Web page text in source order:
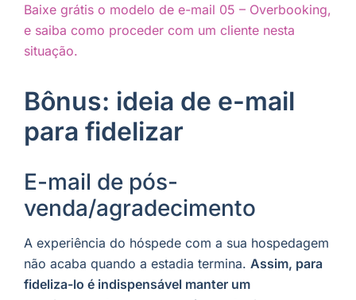
Baixe grátis o modelo de e-mail 05 – Overbooking,
e saiba como proceder com um cliente nesta
situação.
Bônus: ideia de e-mail
para fidelizar
E-mail de pós-
venda/agradecimento
A experiência do hóspede com a sua hospedagem
não acaba quando a estadia termina. Assim, para
fideliza-lo é indispensável manter um